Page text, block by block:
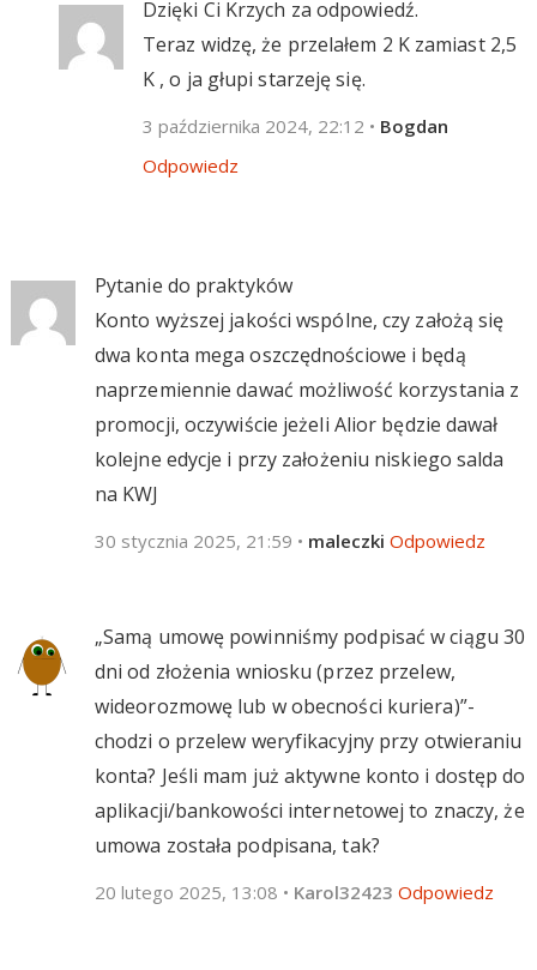
Dzięki Ci Krzych za odpowiedź.
Teraz widzę, że przelałem 2 K zamiast 2,5
K , o ja głupi starzeję się.
3 października 2024, 22:12 • Bogdan
Odpowiedz
Pytanie do praktyków
Konto wyższej jakości wspólne, czy założą się
dwa konta mega oszczędnościowe i będą
naprzemiennie dawać możliwość korzystania z
promocji, oczywiście jeżeli Alior będzie dawał
kolejne edycje i przy założeniu niskiego salda
na KWJ
30 stycznia 2025, 21:59 • maleczki Odpowiedz
„Samą umowę powinniśmy podpisać w ciągu 30
dni od złożenia wniosku (przez przelew,
wideorozmowę lub w obecności kuriera)”-
chodzi o przelew weryfikacyjny przy otwieraniu
konta? Jeśli mam już aktywne konto i dostęp do
aplikacji/bankowości internetowej to znaczy, że
umowa została podpisana, tak?
20 lutego 2025, 13:08 • Karol32423 Odpowiedz